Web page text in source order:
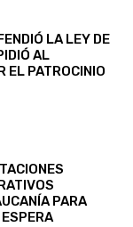
LA LEY DE
AL
EL PATROCINIO
PARA